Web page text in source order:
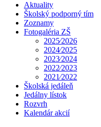
Aktuality
Školský podporný tím
Zoznamy
Fotogaléria ZŠ
2025⁄2026
2024⁄2025
2023⁄2024
2022⁄2023
2021⁄2022
Školská jedáleň
Jedálny lístok
Rozvrh
Kalendár akcií